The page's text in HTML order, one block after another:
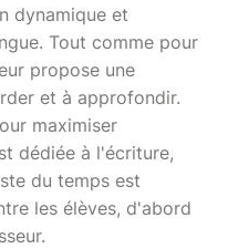
dynamique et
Tout comme pour
propose une
et à approfondir.
maximiser
dédiée à l'écriture,
du temps est
les élèves, d'abord